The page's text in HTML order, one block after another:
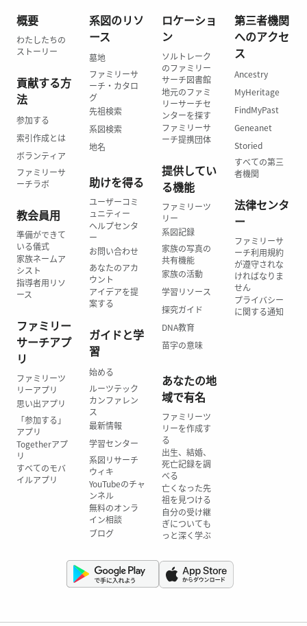
概要
わたしたちの
ストーリー
貢献する方
法
参加する
索引作成とは
ボランティア
ファミリーサ
ーチラボ
教会員用
準備ができて
いる儀式
家族ネームア
シスト
指導者用リソ
ース
ファミリー
サーチアプ
リ
ファミリーツ
リーアプリ
思い出アプリ
「参加する」
アプリ
Togetherアプ
リ
すべてのモバ
イルアプリ
系図のリソ
ース
墓地
ファミリーサ
ーチ・カタロ
グ
先祖検索
系図検索
地名
助けを得る
ユーザーコミ
ュニティー
ヘルプセンタ
ー
お問い合わせ
あなたのアカ
ウント
アイデアを提
案する
ガイドと学
習
始める
ルーツテック
カンファレン
ス
最新情報
学習センター
系図リサーチ
ウィキ
YouTubeのチャ
ンネル
無料のオンラ
イン相談
ブログ
ロケーショ
ン
ソルトレーク
のファミリー
サーチ図書館
地元のファミ
リーサーチセ
ンターを探す
ファミリーサ
ーチ提携団体
提供してい
る機能
ファミリーツ
リー
系図記録
家族の写真の
共有機能
家族の活動
学習リソース
探究ガイド
DNA教育
苗字の意味
あなたの地
域で有名
ファミリーツ
リーを作成す
る
出生、結婚、
死亡記録を調
べる
亡くなった先
祖を見つける
自分の受け継
ぎについても
っと深く学ぶ
第三者機関
へのアクセ
ス
Ancestry
MyHeritage
FindMyPast
Geneanet
Storied
すべての第三
者機関
法律センタ
ー
ファミリーサ
ーチ利用規約
が遵守されな
ければなりま
せん
プライバシー
に関する通知